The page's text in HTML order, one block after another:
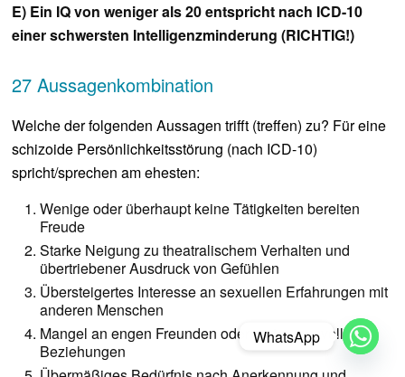
E) Ein IQ von weniger als 20 entspricht nach ICD-10
einer schwersten Intelligenzminderung (RICHTIG!)
27 Aussagenkombination
Welche der folgenden Aussagen trifft (treffen) zu? Für eine
schizoide Persönlichkeitsstörung (nach ICD-10)
spricht/sprechen am ehesten:
Wenige oder überhaupt keine Tätigkeiten bereiten
Freude
Starke Neigung zu theatralischem Verhalten und
übertriebener Ausdruck von Gefühlen
Übersteigertes Interesse an sexuellen Erfahrungen mit
anderen Menschen
Mangel an engen Freunden oder vertrauensvollen
Beziehungen
WhatsApp